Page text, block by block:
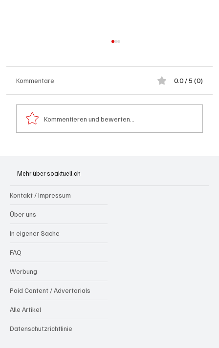
gesucht)
Kommentare 0.0 / 5 (0)
Kommentieren und bewerten...
Mehr über soaktuell.ch
Kontakt / Impressum
Über uns
In eigener Sache
FAQ
Werbung
Paid Content / Advertorials
Alle Artikel
Datenschutzrichtlinie